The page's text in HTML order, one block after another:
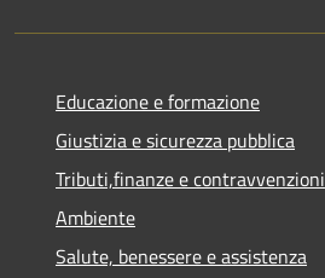
Educazione e formazione
Giustizia e sicurezza pubblica
Tributi,finanze e contravvenzioni
Ambiente
Salute, benessere e assistenza